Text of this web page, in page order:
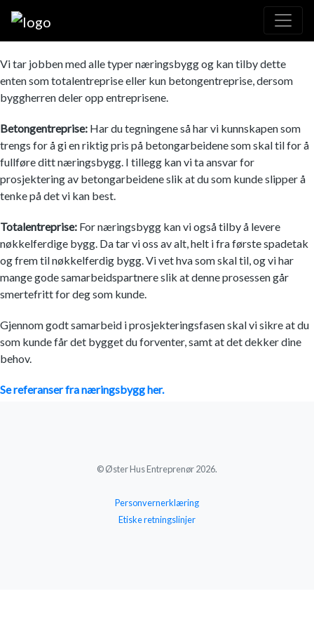
Vi tar jobben med alle typer næringsbygg og kan tilby dette
enten som totalentreprise eller kun betongentreprise, dersom
byggherren deler opp entreprisene.
Betongentreprise: Har du tegningene så har vi kunnskapen som
trengs for å gi en riktig pris på betongarbeidene som skal til for å
fullføre ditt næringsbygg. I tillegg kan vi ta ansvar for
prosjektering av betongarbeidene slik at du som kunde slipper å
tenke på det vi kan best.
Totalentreprise: For næringsbygg kan vi også tilby å levere
nøkkelferdige bygg. Da tar vi oss av alt, helt i fra første spadetak
og frem til nøkkelferdig bygg. Vi vet hva som skal til, og vi har
mange gode samarbeidspartnere slik at denne prosessen går
smertefritt for deg som kunde.
Gjennom godt samarbeid i prosjekteringsfasen skal vi sikre at du
som kunde får det bygget du forventer, samt at det dekker dine
behov.
Se referanser fra næringsbygg her.
© Øster Hus Entreprenør 2026.
Personvernerklæring
Etiske retningslinjer